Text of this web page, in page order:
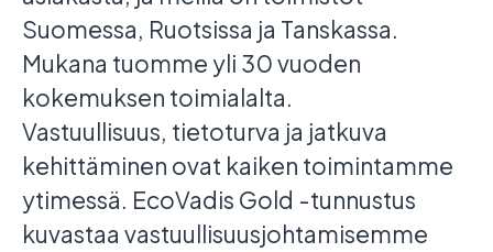
Suomessa, Ruotsissa ja Tanskassa.
Mukana tuomme yli 30 vuoden
kokemuksen toimialalta.
Vastuullisuus, tietoturva ja jatkuva
kehittäminen ovat kaiken toimintamme
ytimessä. EcoVadis Gold -tunnustus
kuvastaa vastuullisuusjohtamisemme